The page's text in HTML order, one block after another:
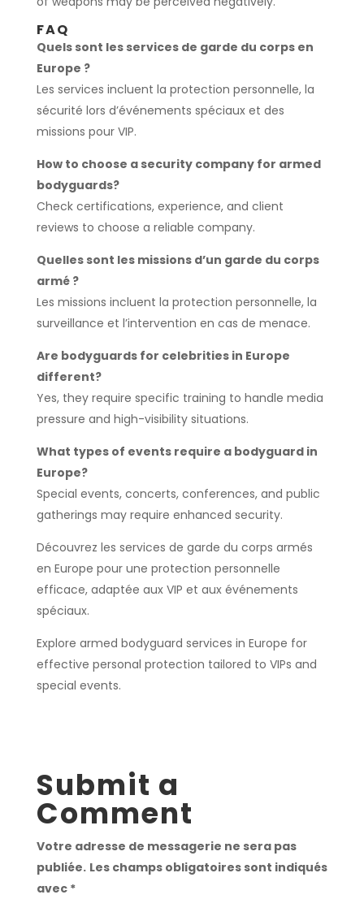
FAQ
Quels sont les services de garde du corps en
Europe ?
Les services incluent la protection personnelle, la
sécurité lors d’événements spéciaux et des
missions pour VIP.
How to choose a security company for armed
bodyguards?
Check certifications, experience, and client
reviews to choose a reliable company.
Quelles sont les missions d’un garde du corps
armé ?
Les missions incluent la protection personnelle, la
surveillance et l’intervention en cas de menace.
Are bodyguards for celebrities in Europe
different?
Yes, they require specific training to handle media
pressure and high-visibility situations.
What types of events require a bodyguard in
Europe?
Special events, concerts, conferences, and public
gatherings may require enhanced security.
Découvrez les services de garde du corps armés
en Europe pour une protection personnelle
efficace, adaptée aux VIP et aux événements
spéciaux.
Explore armed bodyguard services in Europe for
effective personal protection tailored to VIPs and
special events.
Submit a
Comment
Votre adresse de messagerie ne sera pas
publiée. Les champs obligatoires sont indiqués
avec *